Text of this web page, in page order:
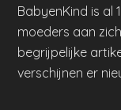
BabyenKind is al
moeders aan
begrijpelijke
verschijnen er